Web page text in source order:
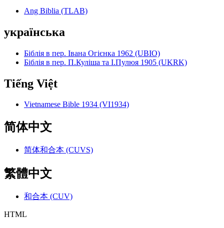
Ang Biblia (TLAB)
українська
Біблія в пер. Івана Огієнка 1962 (UBIO)
Біблія в пер. П.Куліша та І.Пулюя 1905 (UKRK)
Tiếng Việt
Vietnamese Bible 1934 (VI1934)
简体中文
简体和合本 (CUVS)
繁體中文
和合本 (CUV)
HTML